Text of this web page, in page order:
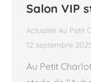
Salon VIP
Actualité Au Petit
12 septembre 2025
Au Petit